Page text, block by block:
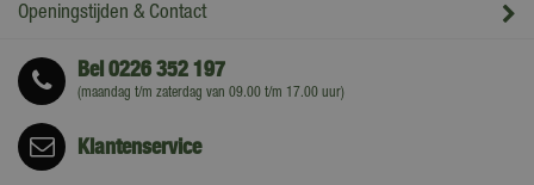
Openingstijden & Contact
Bel0226 352 197
(maandag t/m zaterdag van 09.00 t/m 17.00 uur)
Klantenservice